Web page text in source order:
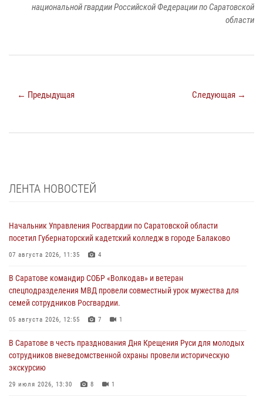
национальной гвардии Российской Федерации по Саратовской
области
← Предыдущая Следующая →
ЛЕНТА НОВОСТЕЙ
Начальник Управления Росгвардии по Саратовской области
посетил Губернаторский кадетский колледж в городе Балаково
07 августа 2026, 11:35 4
В Саратове командир СОБР «Волкодав» и ветеран
спецподразделения МВД провели совместный урок мужества для
семей сотрудников Росгвардии.
05 августа 2026, 12:55 7 1
В Саратове в честь празднования Дня Крещения Руси для молодых
сотрудников вневедомственной охраны провели историческую
экскурсию
29 июля 2026, 13:30 8 1